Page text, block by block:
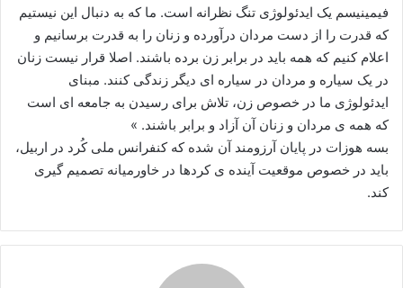
فیمینیسم یک ایدئولوژی تنگ نظرانه است. ما که به دنبال این نیستیم
که قدرت را از دست مردان درآورده و زنان را به قدرت برسانیم و
اعلام کنیم که همه باید در برابر زن برده باشند. اصلا قرار نیست زنان
در یک سیاره و مردان در سیاره ای دیگر زندگی کنند. مبنای
ایدئولوژی ما در خصوص زن، تلاش برای رسیدن به جامعه ای است
که همه ی مردان و زنان آن آزاد و برابر باشند. »
بسه هوزات در پایان آرزومند آن شده که کنفرانس ملی کُرد در اربیل،
باید در خصوص موقعیت آینده ی کردها در خاورمیانه تصمیم گیری
کند.